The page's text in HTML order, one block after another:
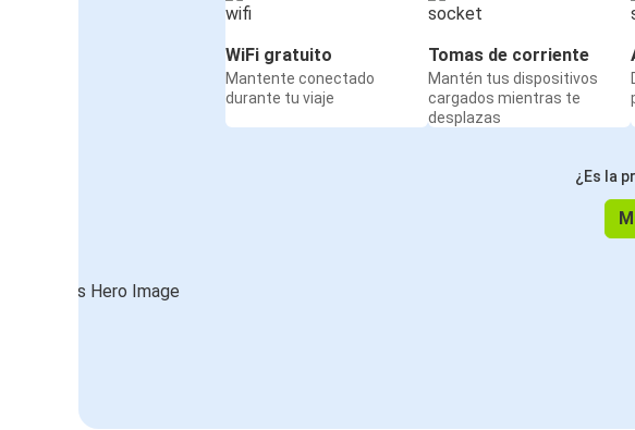
WiFi gratuito
Mantente conectado
durante tu viaje
Tomas de corriente
Mantén tus dispositivos
cargados mientras te
desplazas
¿Es la